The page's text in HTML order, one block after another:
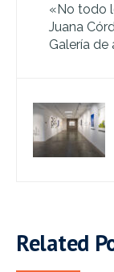
«No todo
Juana
Galería de
Related